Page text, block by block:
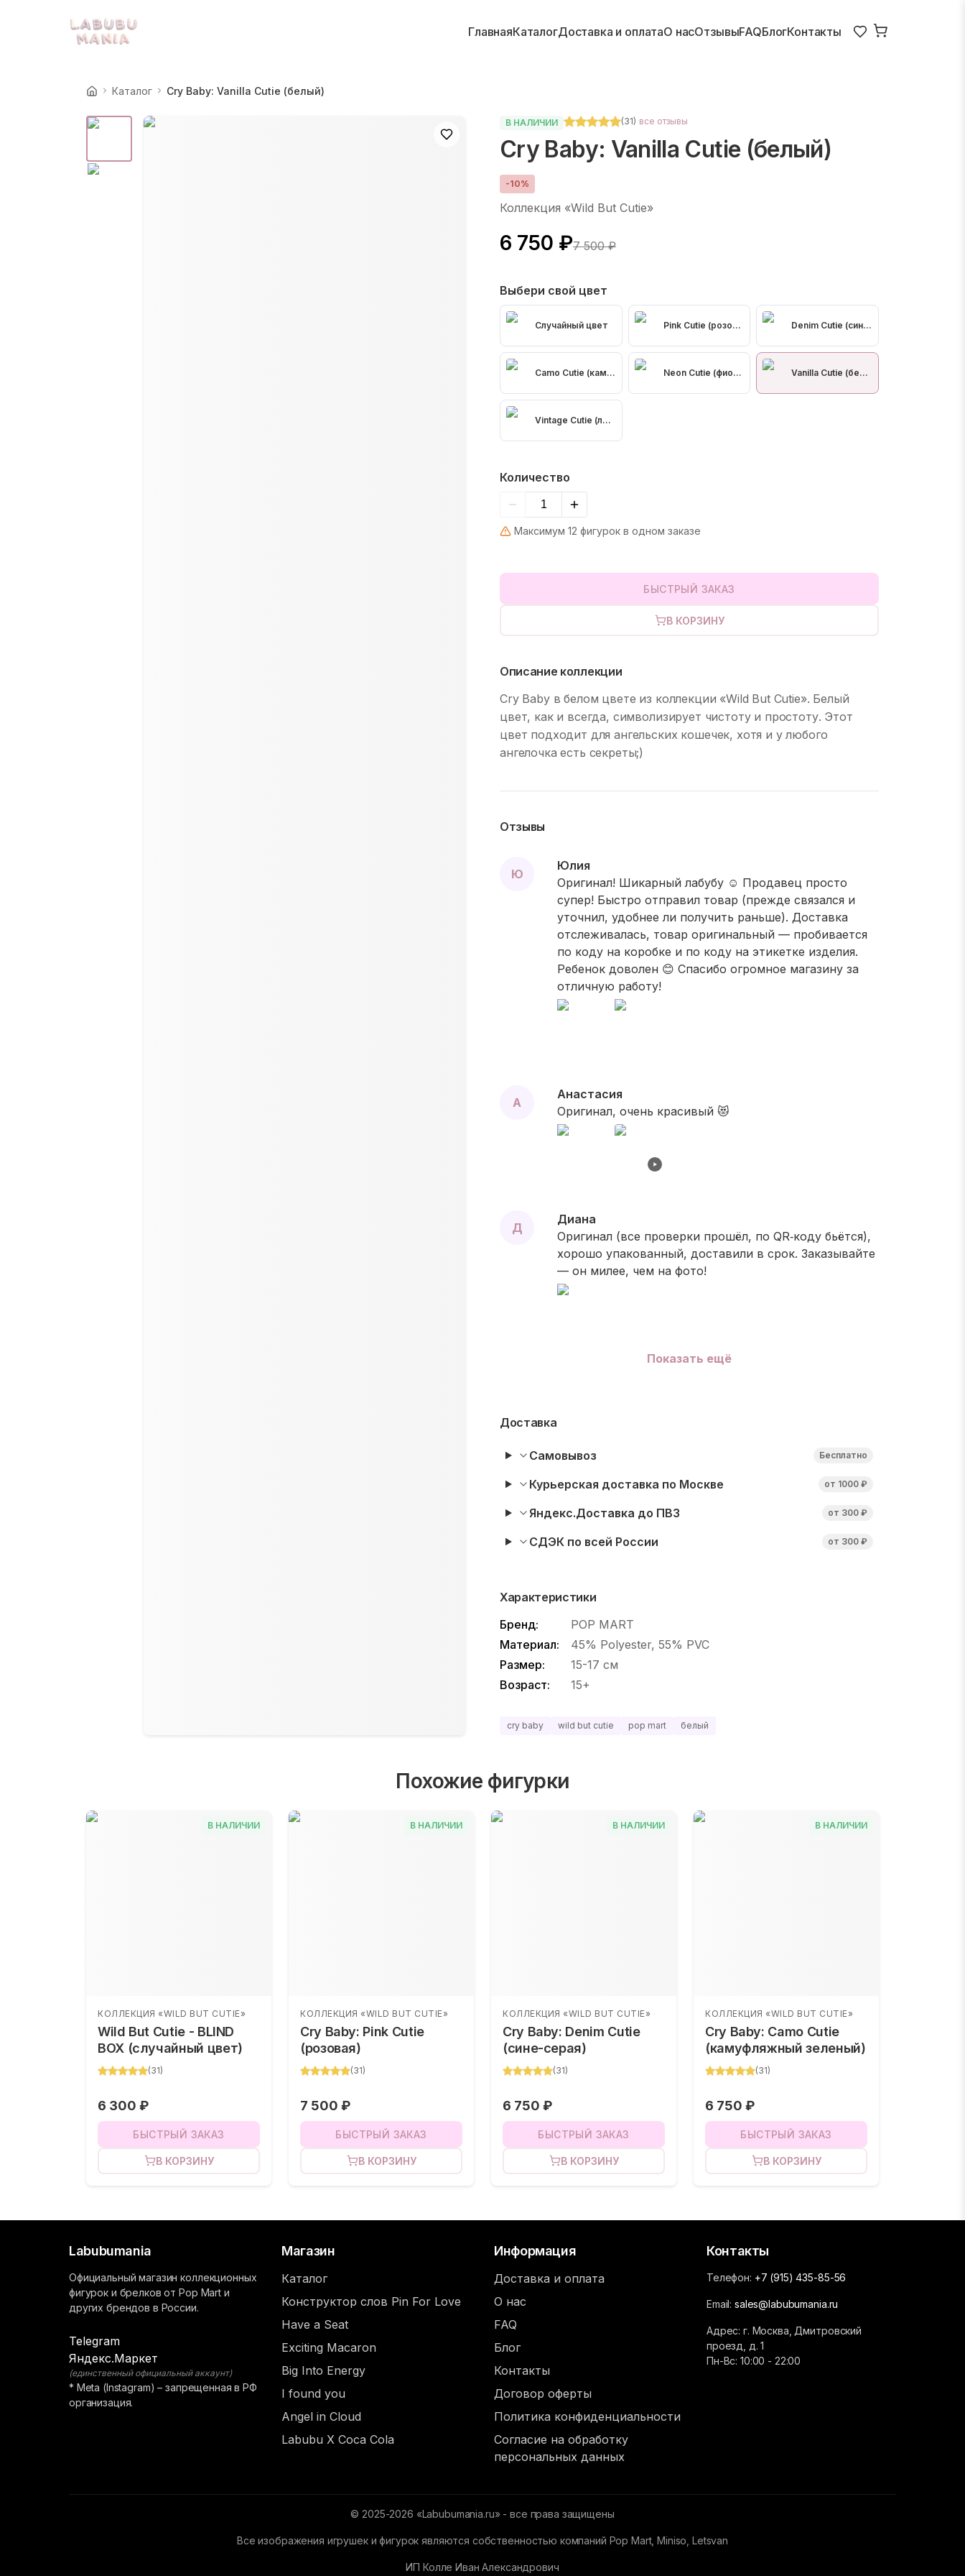
ГлавнаяКаталогДоставка и оплатаО насОтзывыFAQБлогКонтакты
Каталог Cry Baby: Vanilla Cutie (белый)
В НАЛИЧИИ (31) все отзывы
Cry Baby: Vanilla Cutie (белый)
-10%
Коллекция «Wild But Cutie»
6 750 ₽7 500 ₽
Выбери свой цвет
Случайный цвет Pink Cutie (розовая) Denim Cutie (сине-серая)
Camo Cutie (камуфляжный зеленый)Neon Cutie (фиолетовый) Vanilla Cutie (белый)
Vintage Cutie (леопардовый)
Количество
Максимум 12 фигурок в одном заказе
БЫСТРЫЙ ЗАКАЗ
В КОРЗИНУ
Описание коллекции
Cry Baby в белом цвете из коллекции «Wild But Cutie». Белый
цвет, как и всегда, символизирует чистоту и простоту. Этот
цвет подходит для ангельских кошечек, хотя и у любого
ангелочка есть секреты;)
Отзывы
Ю
Юлия
Оригинал! Шикарный лабубу ☺️ Продавец просто
супер! Быстро отправил товар (прежде связался и
уточнил, удобнее ли получить раньше). Доставка
отслеживалась, товар оригинальный — пробивается
по коду на коробке и по коду на этикетке изделия.
Ребенок доволен 😊 Спасибо огромное магазину за
отличную работу!
А
Анастасия
Оригинал, очень красивый 😻
Д
Диана
Оригинал (все проверки прошёл, по QR‑коду бьётся),
хорошо упакованный, доставили в срок. Заказывайте
— он милее, чем на фото!
Показать ещё
Доставка
Самовывоз Бесплатно
Курьерская доставка по Москве от 1000 ₽
Яндекс.Доставка до ПВЗ от 300 ₽
СДЭК по всей России от 300 ₽
Характеристики
Бренд:
POP MART
Материал:
45% Polyester, 55% PVC
Размер:
15-17 см
Возраст:
15+
cry baby wild but cutie pop mart белый
Похожие фигурки
В НАЛИЧИИ
КОЛЛЕКЦИЯ «WILD BUT CUTIE»
Wild But Cutie - BLIND
BOX (случайный цвет)
(31)
6 300 ₽
БЫСТРЫЙ ЗАКАЗ
В КОРЗИНУ
В НАЛИЧИИ
КОЛЛЕКЦИЯ «WILD BUT CUTIE»
Cry Baby: Pink Cutie
(розовая)
(31)
7 500 ₽
БЫСТРЫЙ ЗАКАЗ
В КОРЗИНУ
В НАЛИЧИИ
КОЛЛЕКЦИЯ «WILD BUT CUTIE»
Cry Baby: Denim Cutie
(сине-серая)
(31)
6 750 ₽
БЫСТРЫЙ ЗАКАЗ
В КОРЗИНУ
В НАЛИЧИИ
КОЛЛЕКЦИЯ «WILD BUT CUTIE»
Cry Baby: Camo Cutie
(камуфляжный зеленый)
(31)
6 750 ₽
БЫСТРЫЙ ЗАКАЗ
В КОРЗИНУ
Labubumania
Официальный магазин коллекционных
фигурок и брелков от Pop Mart и
других брендов в России.
Telegram
Яндекс.Маркет
(единственный официальный аккаунт)
* Meta (Instagram) – запрещенная в РФ
организация.
Магазин
Каталог
Конструктор слов Pin For Love
Have a Seat
Exciting Macaron
Big Into Energy
I found you
Angel in Cloud
Labubu X Coca Cola
Информация
Доставка и оплата
О нас
FAQ
Блог
Контакты
Договор оферты
Политика конфиденциальности
Согласие на обработку
персональных данных
Контакты
Телефон: +7 (915) 435-85-56
Email:sales@labubumania.ru
Адрес: г. Москва, Дмитровский
проезд, д. 1
Пн-Вс: 10:00 - 22:00
© 2025-2026 «Labubumania.ru» - все права защищены
Все изображения игрушек и фигурок являются собственностью компаний Pop Mart, Miniso, Letsvan
ИП Колле Иван Александрович